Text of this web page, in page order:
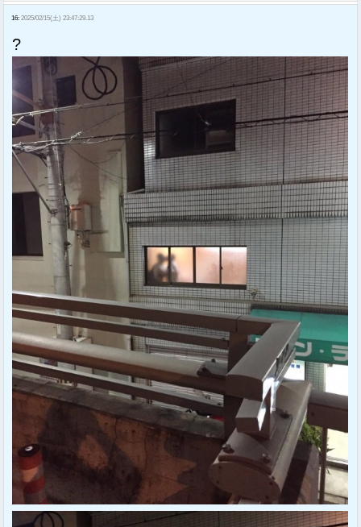
16: 2025/02/15(土) 23:47:29.13
?